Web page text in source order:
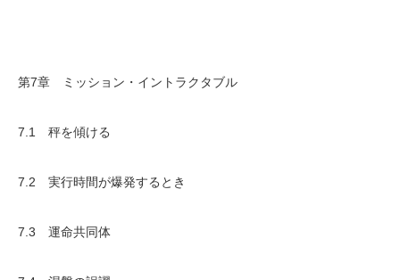
第7章 ミッション・イントラクタブル
7.1 秤を傾ける
7.2 実行時間が爆発するとき
7.3 運命共同体